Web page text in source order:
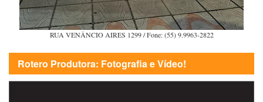
RUA VENÂNCIO AIRES 1299 / Fone: (55) 9.9963-2822
Rotero Produtora: Fotografia e Vídeo!